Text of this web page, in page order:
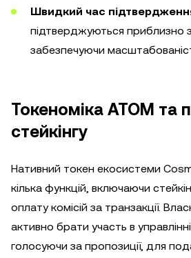
Швидкий час
підтверджуються приблизно
забезпечуючи
Токеноміка ATOM та
стейкінгу
Нативний токен екосистеми
кілька функцій, включаючи
оплату комісій за транзакції.
активно брати участь в
голосуючи за пропозиції, для